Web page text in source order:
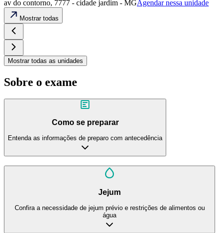
av do contorno, 7777 - cidade jardim - MGAgendar nessa unidade
Mostrar todas
Mostrar todas as unidades
Sobre o exame
Como se preparar
Entenda as informações de preparo com antecedência
Jejum
Confira a necessidade de jejum prévio e restrições de alimentos ou
água